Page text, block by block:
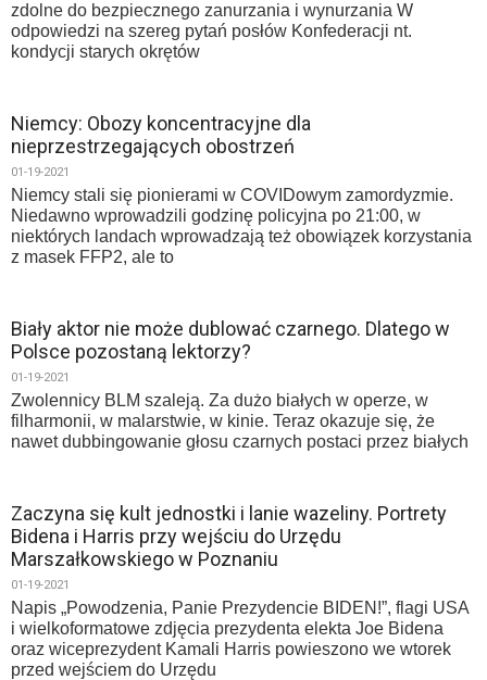
zdolne do bezpiecznego zanurzania i wynurzania W
odpowiedzi na szereg pytań posłów Konfederacji nt.
kondycji starych okrętów
Niemcy: Obozy koncentracyjne dla
nieprzestrzegających obostrzeń
01-19-2021
Niemcy stali się pionierami w COVIDowym zamordyzmie.
Niedawno wprowadzili godzinę policyjna po 21:00, w
niektórych landach wprowadzają też obowiązek korzystania
z masek FFP2, ale to
Biały aktor nie może dublować czarnego. Dlatego w
Polsce pozostaną lektorzy?
01-19-2021
Zwolennicy BLM szaleją. Za dużo białych w operze, w
filharmonii, w malarstwie, w kinie. Teraz okazuje się, że
nawet dubbingowanie głosu czarnych postaci przez białych
Zaczyna się kult jednostki i lanie wazeliny. Portrety
Bidena i Harris przy wejściu do Urzędu
Marszałkowskiego w Poznaniu
01-19-2021
Napis „Powodzenia, Panie Prezydencie BIDEN!”, flagi USA
i wielkoformatowe zdjęcia prezydenta elekta Joe Bidena
oraz wiceprezydent Kamali Harris powieszono we wtorek
przed wejściem do Urzędu